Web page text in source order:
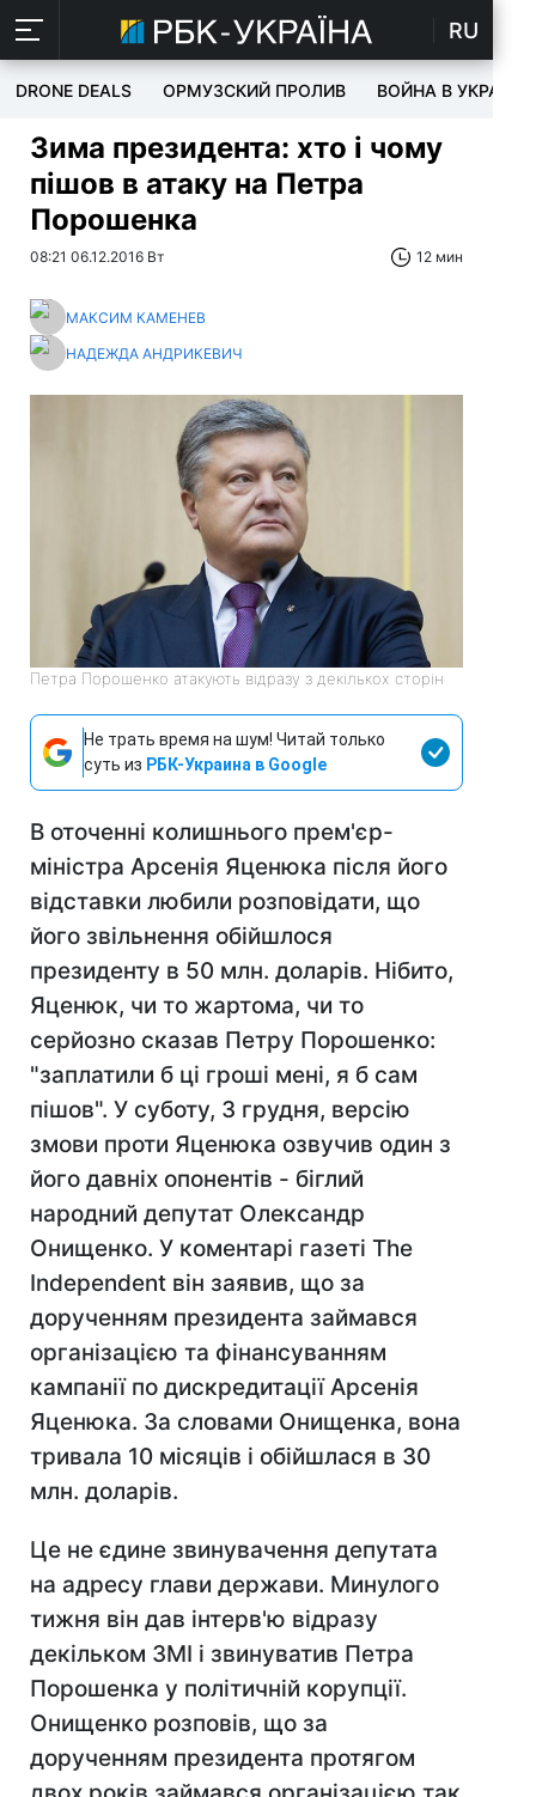
RU
DRONE DEALS ОРМУЗСКИЙ ПРОЛИВ ВОЙНА В УКРАИНЕ
Зима президента: хто і чому
пішов в атаку на Петра
Порошенка
08:21 06.12.2016 Вт 12 мин
МАКСИМ КАМЕНЕВ
НАДЕЖДА АНДРИКЕВИЧ
Петра Порошенко атакують відразу з декількох сторін
Не трать время на шум! Читай только
суть из РБК-Украина в Google
В оточенні колишнього прем'єр-
міністра Арсенія Яценюка після його
відставки любили розповідати, що
його звільнення обійшлося
президенту в 50 млн. доларів. Нібито,
Яценюк, чи то жартома, чи то
серйозно сказав Петру Порошенко:
"заплатили б ці гроші мені, я б сам
пішов". У суботу, 3 грудня, версію
змови проти Яценюка озвучив один з
його давніх опонентів - біглий
народний депутат Олександр
Онищенко. У коментарі газеті The
Independent він заявив, що за
дорученням президента займався
організацією та фінансуванням
кампанії по дискредитації Арсенія
Яценюка. За словами Онищенка, вона
тривала 10 місяців і обійшлася в 30
млн. доларів.
Це не єдине звинувачення депутата
на адресу глави держави. Минулого
тижня він дав інтерв'ю відразу
декільком ЗМІ і звинуватив Петра
Порошенка у політичній корупції.
Онищенко розповів, що за
дорученням президента протягом